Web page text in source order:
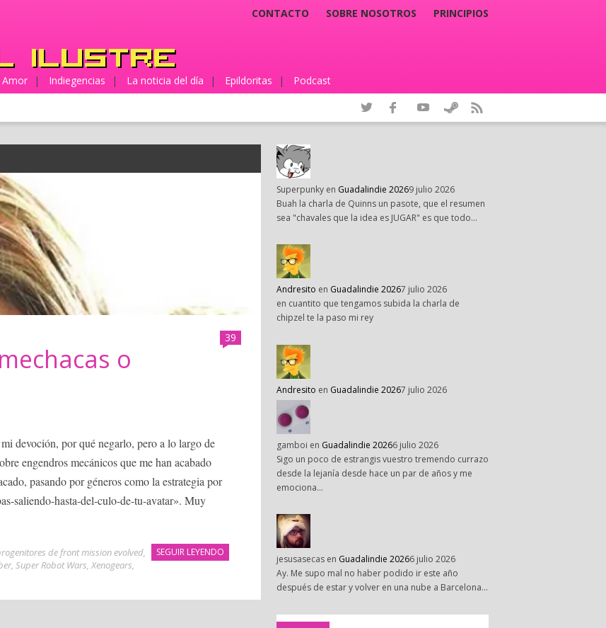
CONTACTO SOBRE NOSOTROS PRINCIPIOS
Amor | Indiegencias | La noticia del día | Epildoritas | Podcast
39
o
devoción, por qué negarlo, pero a lo largo de
engendros mecánicos que me han acabado
pasando por géneros como la estrategia por
saliendo-hasta-del-culo-de-tu-avatar». Muy
SEGUIR LEYENDO
de front mission evolved,
, Super Robot Wars,Xenogears,
Superpunky en Guadalindie 20269 julio 2026
Buah la charla de Quinns un pasote, que el resumen
sea "chavales que la idea es JUGAR" es que todo…
Andresito en Guadalindie 20267 julio 2026
en cuantito que tengamos subida la charla de
chipzel te la paso mi rey
Andresito en Guadalindie 20267 julio 2026
gamboi en Guadalindie 20266 julio 2026
Sigo un poco de estrangis vuestro tremendo currazo
desde la lejanía desde hace un par de años y me
emociona…
jesusasecas en Guadalindie 20266 julio 2026
Ay. Me supo mal no haber podido ir este año
después de estar y volver en una nube a Barcelona…